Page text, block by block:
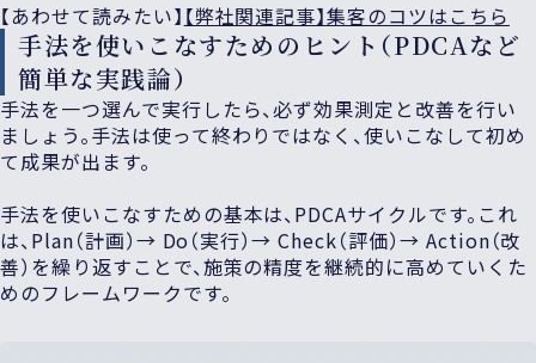
【あわせて読みたい】 【弊社関連記事】集客のコツはこちら
手法を使いこなすためのヒント（PDCAなど
簡単な実践論）
手法を一つ選んで実行したら、必ず効果測定と改善を行い
ましょう。手法は使って終わりではなく、使いこなして初め
て成果が出ます。
手法を使いこなすための基本は、PDCAサイクルです。これ
は、Plan（計画）→ Do（実行）→ Check（評価）→ Action（改
善）を繰り返すことで、施策の精度を継続的に高めていくた
めのフレームワークです。